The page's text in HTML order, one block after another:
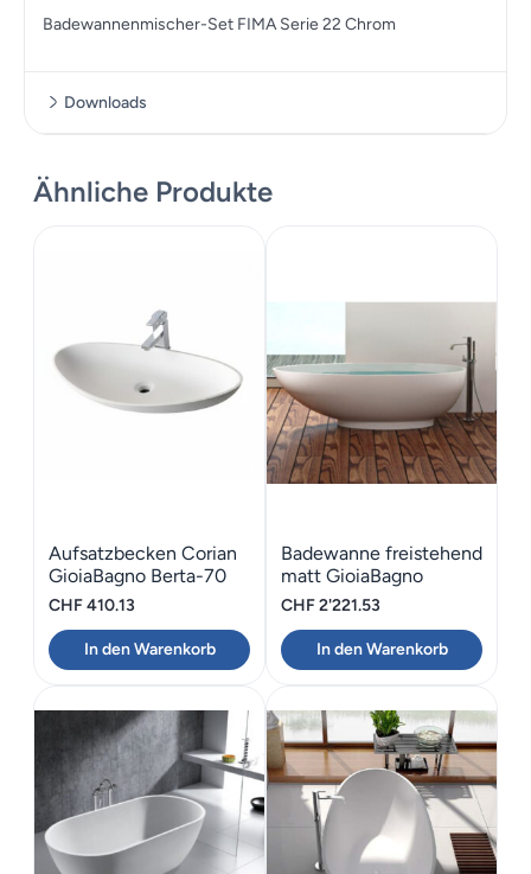
Badewannenmischer-Set FIMA Serie 22 Chrom
Downloads
Ähnliche Produkte
Aufsatzbecken Corian
GioiaBagno Berta-70
CHF410.13
In den Warenkorb
Badewanne freistehend
matt GioiaBagno
Wanne Hawaii-180
CHF2'221.53
In den Warenkorb